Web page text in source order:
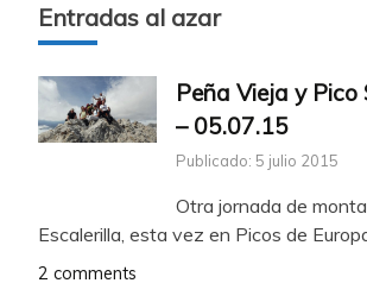
Entradas al azar
Peña Vieja y
– 05.07.15
Publicado: 5 julio 2015
Otra jornada de
Escalerilla, esta vez en Picos de
2 comments